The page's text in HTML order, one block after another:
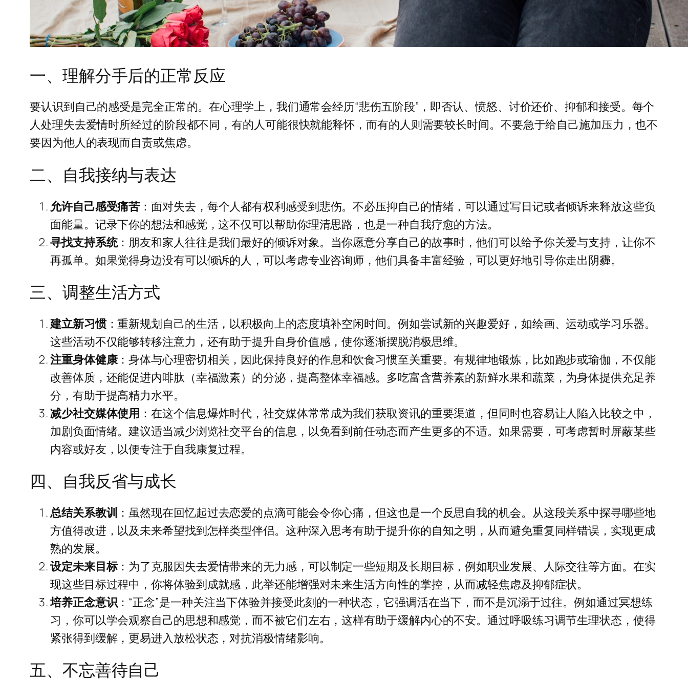
一、理解分手后的正常反应
要认识到自己的感受是完全正常的。在心理学上，我们通常会经历“悲伤五阶段”，即否认、愤怒、讨价还价、抑郁和接受。每个
人处理失去爱情时所经过的阶段都不同，有的人可能很快就能释怀，而有的人则需要较长时间。不要急于给自己施加压力，也不
要因为他人的表现而自责或焦虑。
二、自我接纳与表达
允许自己感受痛苦 ：面对失去，每个人都有权利感受到悲伤。不必压抑自己的情绪，可以通过写日记或者倾诉来释放这些负
面能量。记录下你的想法和感觉，这不仅可以帮助你理清思路，也是一种自我疗愈的方法。
寻找支持系统：朋友和家人往往是我们最好的倾诉对象。当你愿意分享自己的故事时，他们可以给予你关爱与支持，让你不
再孤单。如果觉得身边没有可以倾诉的人，可以考虑专业咨询师，他们具备丰富经验，可以更好地引导你走出阴霾。
三、调整生活方式
建立新习惯：重新规划自己的生活，以积极向上的态度填补空闲时间。例如尝试新的兴趣爱好，如绘画、运动或学习乐器。
这些活动不仅能够转移注意力，还有助于提升自身价值感，使你逐渐摆脱消极思维。
注重身体健康：身体与心理密切相关，因此保持良好的作息和饮食习惯至关重要。有规律地锻炼，比如跑步或瑜伽，不仅能
改善体质，还能促进内啡肽（幸福激素）的分泌，提高整体幸福感。多吃富含营养素的新鲜水果和蔬菜，为身体提供充足养
分，有助于提高精力水平。
减少社交媒体使用 ：在这个信息爆炸时代，社交媒体常常成为我们获取资讯的重要渠道，但同时也容易让人陷入比较之中，
加剧负面情绪。建议适当减少浏览社交平台的信息，以免看到前任动态而产生更多的不适。如果需要，可考虑暂时屏蔽某些
内容或好友，以便专注于自我康复过程。
四、自我反省与成长
总结关系教训 ：虽然现在回忆起过去恋爱的点滴可能会令你心痛，但这也是一个反思自我的机会。从这段关系中探寻哪些地
方值得改进，以及未来希望找到怎样类型伴侣。这种深入思考有助于提升你的自知之明，从而避免重复同样错误，实现更成
熟的发展。
设定未来目标：为了克服因失去爱情带来的无力感，可以制定一些短期及长期目标，例如职业发展、人际交往等方面。在实
现这些目标过程中，你将体验到成就感，此举还能增强对未来生活方向性的掌控，从而减轻焦虑及抑郁症状。
培养正念意识：“正念”是一种关注当下体验并接受此刻的一种状态，它强调活在当下，而不是沉溺于过往。例如通过冥想练
习，你可以学会观察自己的思想和感觉，而不被它们左右，这样有助于缓解内心的不安。通过呼吸练习调节生理状态，使得
紧张得到缓解，更易进入放松状态，对抗消极情绪影响。
五、不忘善待自己